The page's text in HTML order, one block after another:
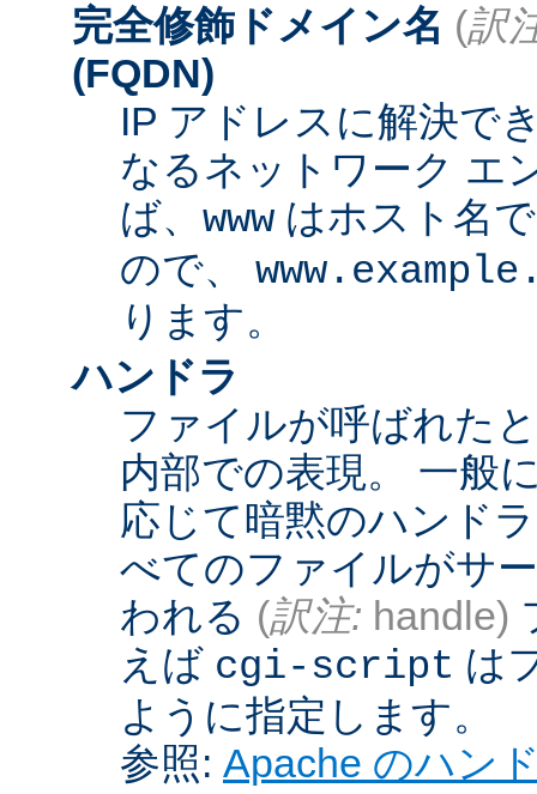
完全修飾ドメイン名 (訳
(FQDN)
IP アドレスに解決で
なるネットワーク エ
ば、 www はホスト名
ので、
ります。
ハンドラ
ファイルが呼ばれた
内部での表現。 一般
応じて暗黙のハンド
べてのファイルがサ
われる (訳注: handle)
えば cgi-script は
ように指定します。
参照: Apache のハン